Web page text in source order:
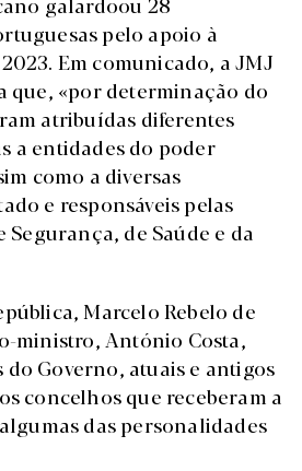
pelo apoio à
Em comunicado, a JMJ
que, «por determinação do
atribuídas diferentes
a entidades do poder
como a diversas
e responsáveis pelas
de Saúde e da
Marcelo Rebelo de
ministro, António Costa,
do Governo, atuais e antigos
concelhos que receberam a
das personalidades